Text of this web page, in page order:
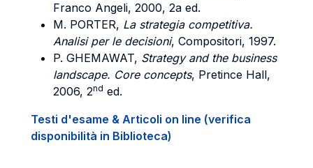
Franco Angeli, 2000, 2a ed.
M. PORTER, La strategia competitiva.
Analisi per le decisioni, Compositori, 1997.
P. GHEMAWAT, Strategy and the business
landscape. Core concepts, Pretince Hall,
2006, 2nd ed.
Testi d'esame & Articoli on line (verifica
disponibilità in Biblioteca)